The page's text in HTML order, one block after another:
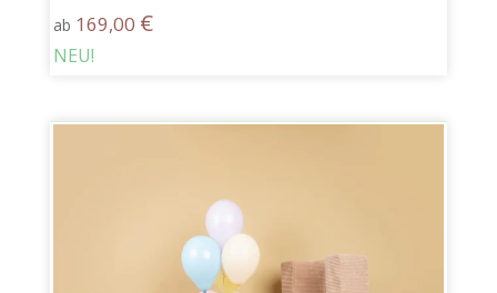
ab 169,00 €
NEU!